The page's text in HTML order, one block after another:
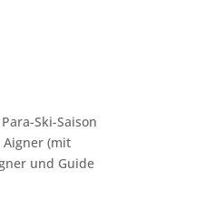
Ski-Saison
Aigner (mit
und Guide